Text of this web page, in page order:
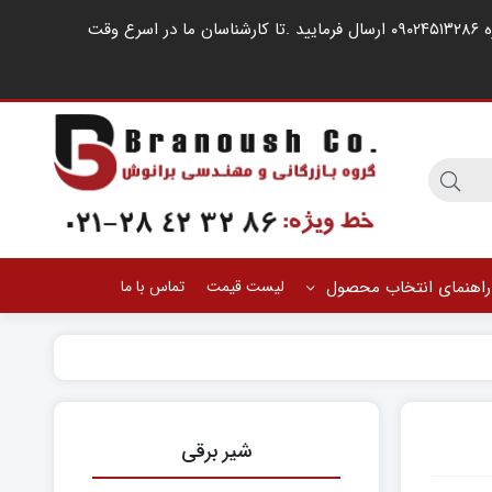
مشتریان گرامی ، در صورت اشغال خطوط کارشناسان فروش ، لطفا درخواست خود را از طریق شبکه های اجتماعی مانند واتساپ به شماره ۰۹۰۲۴۵۱۳۲۸۶ ارسال فرمایید .‌تا کارشناسان ما در اسرع وقت
راهنمای انتخاب محصول لیست قیمت تماس با ما
شیر برقی